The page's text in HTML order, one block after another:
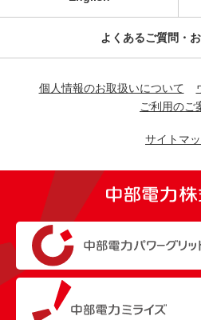
よくあるご質問・
個人情報のお取扱いについて
ご利用のご
サイトマ
（新しいウィンドウを開き
（新しいウィンドウを開き